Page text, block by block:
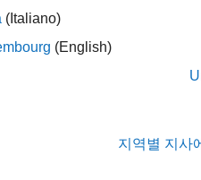
(Italiano)
(English)
지역별 지사